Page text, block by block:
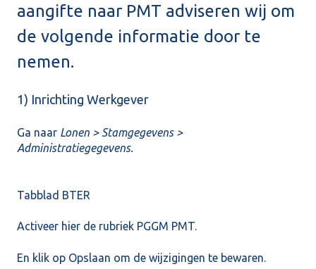
aangifte naar PMT adviseren wij om
de volgende informatie door te
nemen.
1) Inrichting Werkgever
Ga naar Lonen > Stamgegevens >
Administratiegegevens.
Tabblad BTER
Activeer hier de rubriek PGGM PMT.
En klik op Opslaan om de wijzigingen te bewaren.